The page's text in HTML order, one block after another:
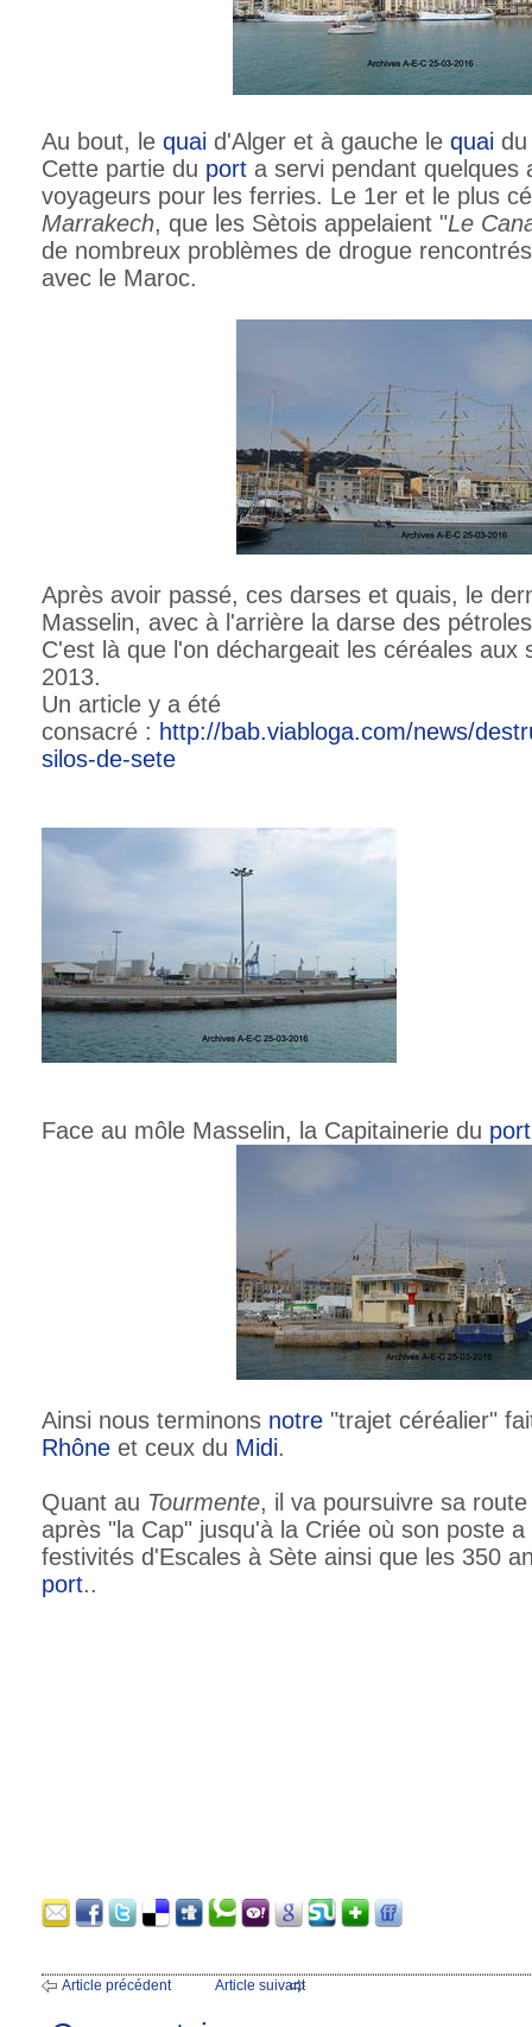
Au bout, le quai d'Alger et à gauche le quai
Cette partie du port a servi pendant quelques
voyageurs pour les ferries. Le 1er et le plus
Marrakech, que les Sètois appelaient "Le
de nombreux problèmes de drogue
avec le Maroc.
Après avoir passé, ces darses et quais, le
Masselin, avec à l'arrière la darse des
C'est là que l'on déchargeait les céréales aux
2013.
Un article y a été
consacré : http://bab.viabloga.com/news/
silos-de-sete
Face au môle Masselin, la Capitainerie du port
Ainsi nous terminons notre "trajet céréalier"
Rhône et ceux du Midi.
Quant au Tourmente, il va poursuivre sa
après "la Cap" jusqu'à la Criée où son poste
festivités d'Escales à Sète ainsi que les 350
port..
Article précédent Article suivant